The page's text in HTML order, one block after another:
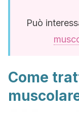
Può
Come